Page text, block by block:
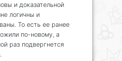
и доказательной
логичны и
То есть ее ранее
по-новому, а
раз подвергнется